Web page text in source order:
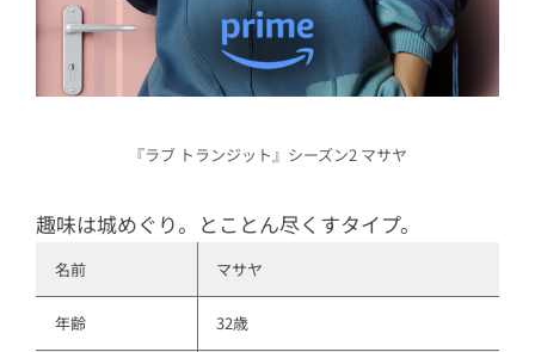
『ラブ トランジット』シーズン2 マサヤ
趣味は城めぐり。とことん尽くすタイプ。
名前 マサヤ
年齢 32歳